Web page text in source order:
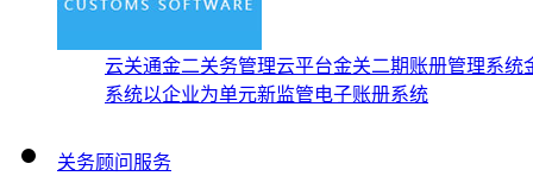
云关通金二关务管理云平台金关二期账册管理系统
系统以企业为单元新监管电子账册系统
关务顾问服务